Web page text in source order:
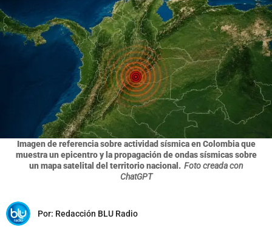
Imagen de referencia sobre actividad sísmica en Colombia que
muestra un epicentro y la propagación de ondas sísmicas sobre
un mapa satelital del territorio nacional. Foto creada con
ChatGPT
Por: Redacción BLU Radio